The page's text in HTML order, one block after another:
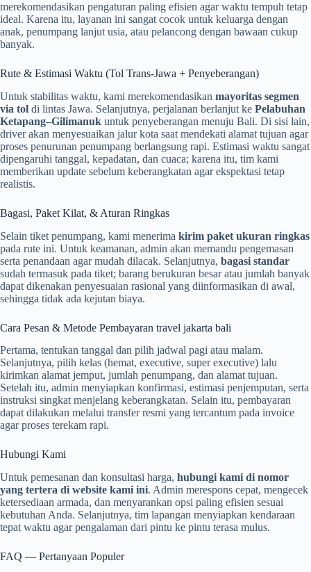
merekomendasikan pengaturan paling efisien agar waktu tempuh tetap
ideal. Karena itu, layanan ini sangat cocok untuk keluarga dengan
anak, penumpang lanjut usia, atau pelancong dengan bawaan cukup
banyak.
Rute & Estimasi Waktu (Tol Trans-Jawa + Penyeberangan)
Untuk stabilitas waktu, kami merekomendasikan mayoritas segmen
via tol di lintas Jawa. Selanjutnya, perjalanan berlanjut ke Pelabuhan
Ketapang–Gilimanuk untuk penyeberangan menuju Bali. Di sisi lain,
driver akan menyesuaikan jalur kota saat mendekati alamat tujuan agar
proses penurunan penumpang berlangsung rapi. Estimasi waktu sangat
dipengaruhi tanggal, kepadatan, dan cuaca; karena itu, tim kami
memberikan update sebelum keberangkatan agar ekspektasi tetap
realistis.
Bagasi, Paket Kilat, & Aturan Ringkas
Selain tiket penumpang, kami menerima kirim paket ukuran ringkas
pada rute ini. Untuk keamanan, admin akan memandu pengemasan
serta penandaan agar mudah dilacak. Selanjutnya, bagasi standar
sudah termasuk pada tiket; barang berukuran besar atau jumlah banyak
dapat dikenakan penyesuaian rasional yang diinformasikan di awal,
sehingga tidak ada kejutan biaya.
Cara Pesan & Metode Pembayaran travel jakarta bali
Pertama, tentukan tanggal dan pilih jadwal pagi atau malam.
Selanjutnya, pilih kelas (hemat, executive, super executive) lalu
kirimkan alamat jemput, jumlah penumpang, dan alamat tujuan.
Setelah itu, admin menyiapkan konfirmasi, estimasi penjemputan, serta
instruksi singkat menjelang keberangkatan. Selain itu, pembayaran
dapat dilakukan melalui transfer resmi yang tercantum pada invoice
agar proses terekam rapi.
Hubungi Kami
Untuk pemesanan dan konsultasi harga, hubungi kami di nomor
yang tertera di website kami ini. Admin merespons cepat, mengecek
ketersediaan armada, dan menyarankan opsi paling efisien sesuai
kebutuhan Anda. Selanjutnya, tim lapangan menyiapkan kendaraan
tepat waktu agar pengalaman dari pintu ke pintu terasa mulus.
FAQ — Pertanyaan Populer